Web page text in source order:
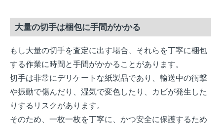
大量の切手は梱包に手間がかかる
もし大量の切手を査定に出す場合、それらを丁寧に梱包
する作業に時間と手間がかかることがあります。
切手は非常にデリケートな紙製品であり、輸送中の衝撃
や振動で傷んだり、湿気で変色したり、カビが発生した
りするリスクがあります。
そのため、一枚一枚を丁寧に、かつ安全に保護するため